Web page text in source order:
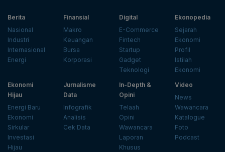
Berita
Nasional
Industri
Internasional
Energi
Finansial
Makro
Keuangan
Bursa
Korporasi
Digital
E-Commerce
Fintech
Startup
Gadget
Teknologi
Ekonopedia
Sejarah
Ekonomi
Profil
Istilah
Ekonomi
Ekonomi
Hijau
Energi Baru
Ekonomi
Sirkular
Investasi
Hijau
Jurnalisme
Data
Infografik
Analisis
Cek Data
In-Depth &
Opini
Telaah
Opini
Wawancara
Laporan
Khusus
Video
News
Wawancara
Katalogue
Foto
Podcast